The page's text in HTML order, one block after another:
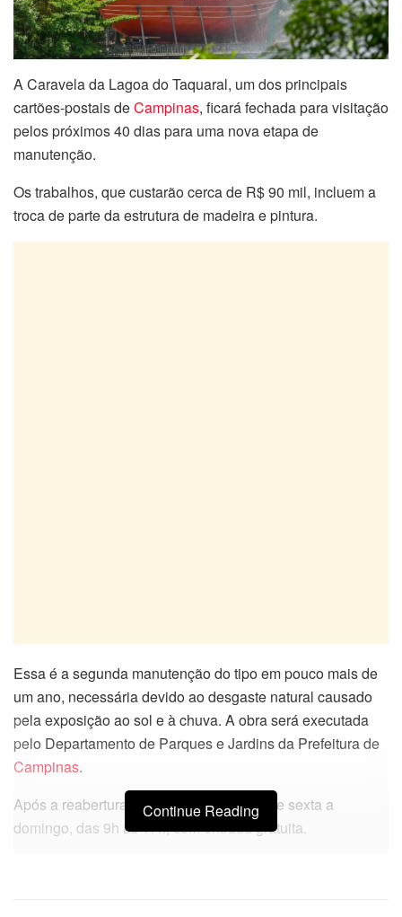
A Caravela da Lagoa do Taquaral, um dos principais
cartões-postais deCampinas, ficará fechada para visitação
pelos próximos 40 dias para uma nova etapa de
manutenção.
Os trabalhos, que custarão cerca de R$ 90 mil, incluem a
troca de parte da estrutura de madeira e pintura.
Essa é a segunda manutenção do tipo em pouco mais de
um ano, necessária devido ao desgaste natural causado
pela exposição ao sol e à chuva. A obra será executada
pelo Departamento de Parques e Jardins da Prefeitura de
Campinas.
Após a reabertura, a atração funcionará de sexta a
domingo, das 9h às 17h, com entrada gratuita.
Continue Reading